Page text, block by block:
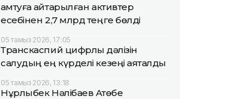
қамтуға қайтарылған активтер
есебінен 2,7 млрд теңге бөлді
05 тамыз 2026, 17:05
Транскаспий цифрлық дәлізін
салудың ең күрделі кезеңі аяқталды
05 тамыз 2026, 13:18
Нұрлыбек Нәлібаев Ақтөбе